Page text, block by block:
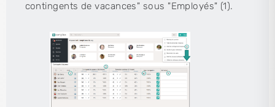
contingents de vacances" sous "Employés" (1).